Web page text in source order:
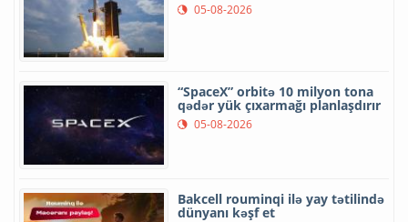
05-08-2026
“SpaceX” orbitə 10 milyon tona
qədər yük çıxarmağı planlaşdırır
05-08-2026
Bakcell rouminqi ilə yay tətilində
dünyanı kəşf et